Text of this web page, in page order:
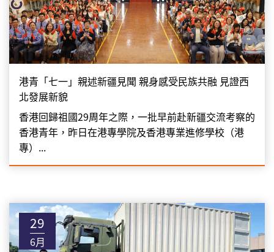
港青「七一」親述新疆見聞 親身感受民族共融 見證西
北發展新貌
香港回歸祖國29周年之際，一批早前赴新疆交流考察的
香港青年，昨日在港專學院及香港專業進修學校（港
專）...
29
6月